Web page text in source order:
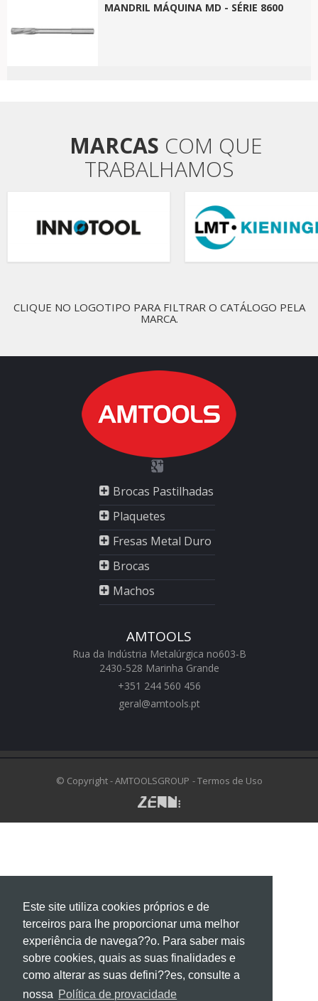
Este site utiliza cookies próprios e de
terceiros para lhe proporcionar uma melhor
experiência de navega??o. Para saber mais
sobre cookies, quais as suas finalidades e
como alterar as suas defini??es, consulte a
nossa Política de provacidade
MANDRIL MÁQUINA MD - SÉRIE 8600
MARCAS COM QUE
TRABALHAMOS
CLIQUE NO LOGOTIPO PARA FILTRAR O CATÁLOGO PELA
MARCA.
Brocas Pastilhadas
Plaquetes
Fresas Metal Duro
Brocas
Machos
AMTOOLS
Rua da Indústria Metalúrgica no603-B
2430-528 Marinha Grande
+351 244 560 456
geral@amtools.pt
© Copyright - AMTOOLSGROUP - Termos de Uso